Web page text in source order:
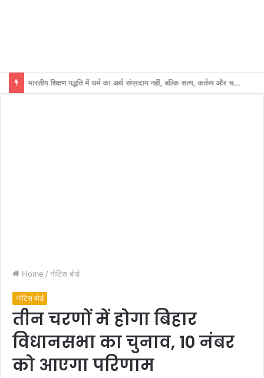
भारतीय शिक्षण पद्धति में धर्म का अर्थ संप्रदाय नहीं, बल्कि सत्य, कर्तव्य और चरित्र निर्माण है: विजय प्रकाश
Home / नोटिस बोर्ड
नोटिस बोर्ड
तीन चरणों में होगा बिहार
विधानसभा का चुनाव, 10 नंबर
को आएगा परिणाम